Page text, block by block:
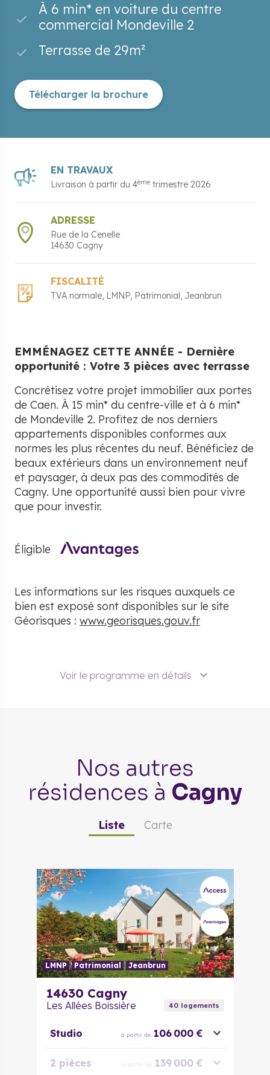
À 6 min* en voiture du centre
commercial Mondeville 2
Terrasse de 29m²
Télécharger la brochure
EN TRAVAUX
Livraison à partir du 4ème trimestre 2026
ADRESSE
Rue de la Cenelle
14630 Cagny
FISCALITÉ
TVA normale LMNP Patrimonial Jeanbrun
EMMÉNAGEZ CETTE ANNÉE - Dernière
opportunité : Votre 3 pièces avec terrasse
Concrétisez votre projet immobilier aux portes
de Caen. À 15 min* du centre-ville et à 6 min*
de Mondeville 2. Profitez de nos derniers
appartements disponibles conformes aux
normes les plus récentes du neuf. Bénéficiez de
beaux extérieurs dans un environnement neuf
et paysager, à deux pas des commodités de
Cagny. Une opportunité aussi bien pour vivre
que pour investir.
Éligible
Les informations sur les risques auxquels ce
bien est exposé sont disponibles sur le site
Géorisques : www.georisques.gouv.fr
Voir le programme en détails
Nos autres
résidences à Cagny
Liste Carte
LMNP Patrimonial Jeanbrun
14630 Cagny
Les Allées Boissière 40logements
Studio à partir de 106 000 €
2 pièces à partir de 139 000 €